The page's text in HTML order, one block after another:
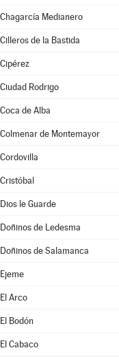
Chagarcía Medianero
Cilleros de la Bastida
Cipérez
Ciudad Rodrigo
Coca de Alba
Colmenar de Montemayor
Cordovilla
Cristóbal
Dios le Guarde
Doñinos de Ledesma
Doñinos de Salamanca
Ejeme
El Arco
El Bodón
El Cabaco